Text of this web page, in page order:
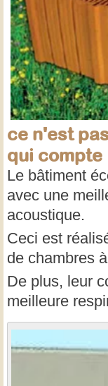
ce n'est
qui compte
Le bâtiment
avec une
acoustique.
Ceci est
de chambres
De plus, leur
meilleure